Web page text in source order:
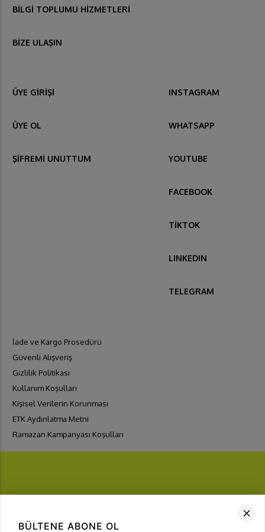
BİLGİ TOPLUMU HİZMETLERİ
BİZE ULAŞIN
ÜYE GİRİŞİ
ÜYE OL
ŞİFREMİ UNUTTUM
INSTAGRAM
WHATSAPP
YOUTUBE
FACEBOOK
TİKTOK
LINKEDIN
TELEGRAM
İade ve Kargo Prosedürü
Güvenli Alışveriş
Gizlilik Politikası
Kullanım Koşulları
Kişisel Verilerin Korunması
ETK Aydınlatma Metni
Ramazan Kampanyası Koşulları
FIRSATLARI YAKALA
BÜLTENE ABONE OL